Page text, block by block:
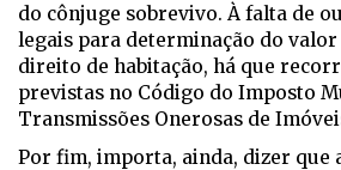
do cônjuge sobrevivo. À falta de
legais para determinação do
direito de habitação, há que
previstas no Código do Imposto
Transmissões Onerosas de
Por fim, importa, ainda, dizer que